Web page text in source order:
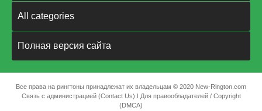
All categories
Полная версия сайта
Все права на рингтоны принадлежат их владельцам © 2020 New-Rington.com
Связь с администрацией (Contact Us)
Для правообладателей / Copyright
(DMCA)